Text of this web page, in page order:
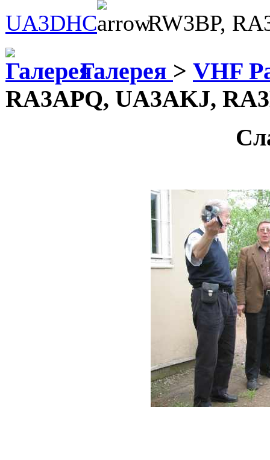
UA3DHC
RW3BP,
Галерея > VHF
RA3APQ, UA3AKJ,